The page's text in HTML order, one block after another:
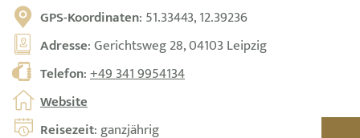
GPS-Koordinaten: 51.33443, 12.39236
Adresse: Gerichtsweg 28, 04103 Leipzig
Telefon:+49 341 9954134
Website
Reisezeit: ganzjährig